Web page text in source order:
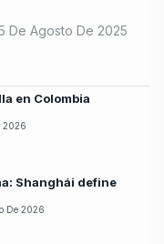
De Agosto De 2025
en Colombia
2026
Shanghái define
De 2026